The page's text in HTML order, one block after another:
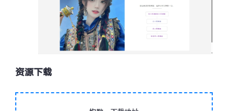
资源下载